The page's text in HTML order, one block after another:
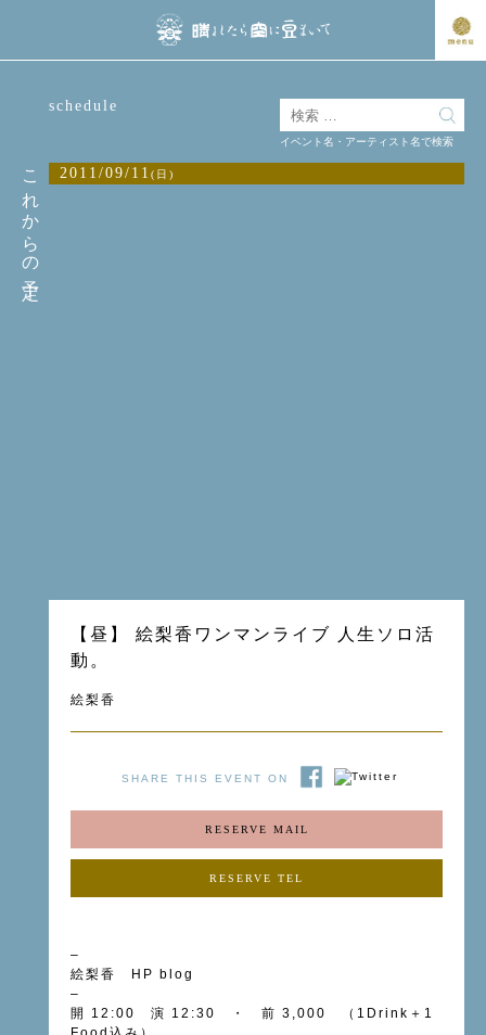
これからの予定
schedule
2011/09/11 (日)
【昼】 絵梨香ワンマンライブ 人生ソロ活
動。
絵梨香
SHARE THIS EVENT ON
RESERVE MAIL
RESERVE TEL
–
絵梨香
HP blog
–
開 12:00 演 12:30 ・ 前 3,000 （1Drink＋1
イベント名・アーティスト名で検索